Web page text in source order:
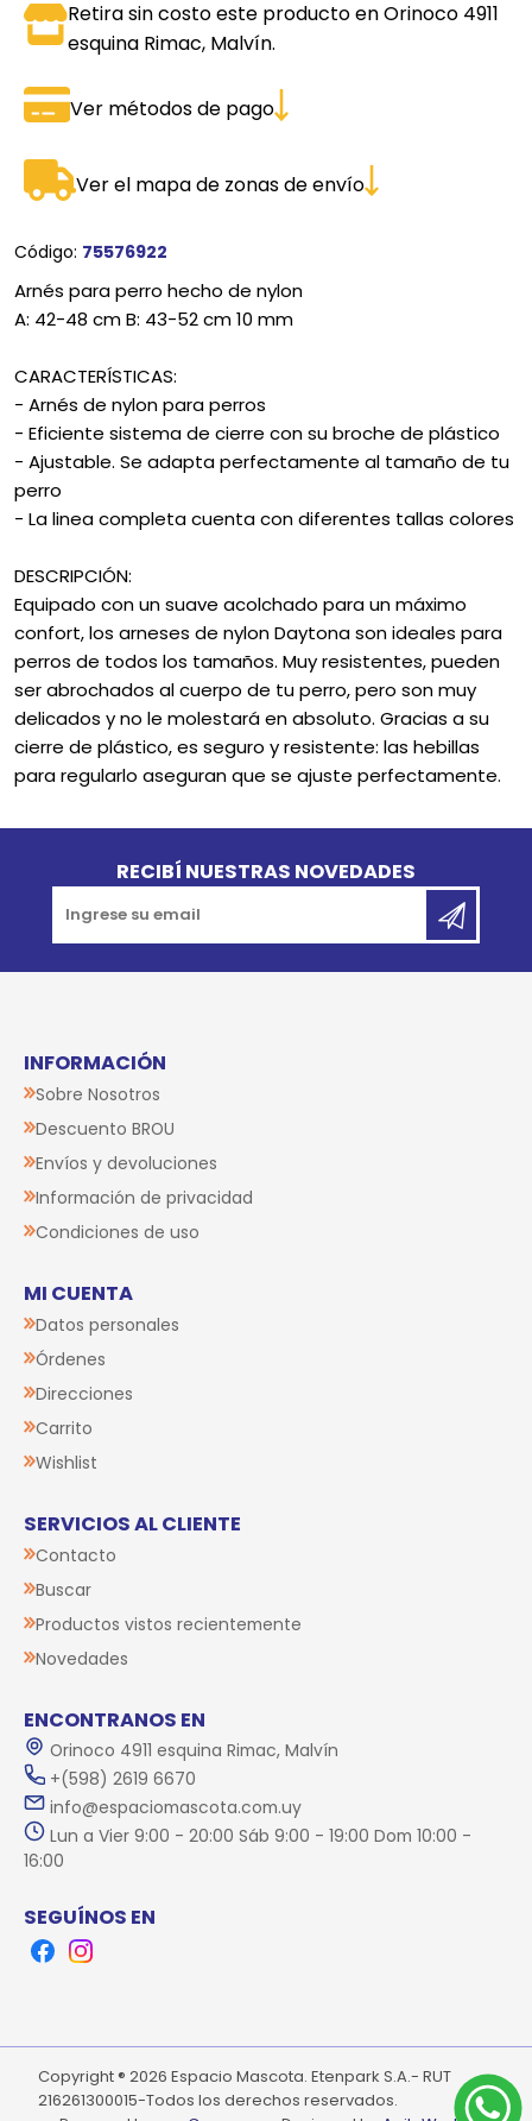
Retira sin costo este producto en Orinoco 4911
esquina Rimac, Malvín.
Ver métodos de pago
Ver el mapa de zonas de envío
Código: 75576922
Arnés para perro hecho de nylon
A: 42-48 cm B: 43-52 cm 10 mm
CARACTERÍSTICAS:
- Arnés de nylon para perros
- Eficiente sistema de cierre con su broche de plástico
- Ajustable. Se adapta perfectamente al tamaño de tu
perro
- La linea completa cuenta con diferentes tallas colores
DESCRIPCIÓN:
Equipado con un suave acolchado para un máximo
confort, los arneses de nylon Daytona son ideales para
perros de todos los tamaños. Muy resistentes, pueden
ser abrochados al cuerpo de tu perro, pero son muy
delicados y no le molestará en absoluto. Gracias a su
cierre de plástico, es seguro y resistente: las hebillas
para regularlo aseguran que se ajuste perfectamente.
RECIBÍ NUESTRAS NOVEDADES
INFORMACIÓN
Sobre Nosotros
Descuento BROU
Envíos y devoluciones
Información de privacidad
Condiciones de uso
MI CUENTA
Datos personales
Órdenes
Direcciones
Carrito
Wishlist
SERVICIOS AL CLIENTE
Contacto
Buscar
Productos vistos recientemente
Novedades
ENCONTRANOS EN
Orinoco 4911 esquina Rimac, Malvín
+(598) 2619 6670
info@espaciomascota.com.uy
Lun a Vier 9:00 - 20:00 Sáb 9:00 - 19:00 Dom 10:00 -
16:00
SEGUÍNOS EN
FacebookInstagram
Copyright ® 2026 Espacio Mascota. Etenpark S.A.- RUT
216261300015-Todos los derechos reservados.